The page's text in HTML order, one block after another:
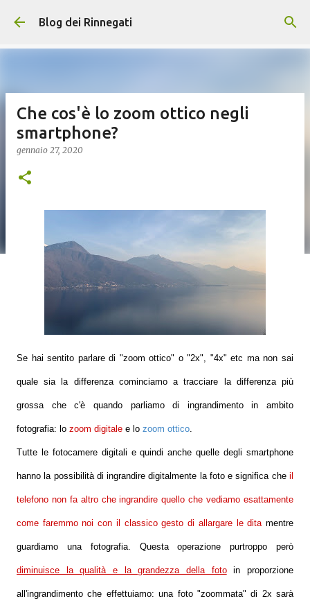
Passa ai contenuti principali
Blog dei Rinnegati
Che cos'è lo zoom ottico negli
smartphone?
gennaio 27, 2020
Se hai sentito parlare di "zoom ottico" o "2x", "4x" etc ma non sai
quale sia la differenza cominciamo a tracciare la differenza più
grossa che c'è quando parliamo di ingrandimento in ambito
fotografia: lo zoom digitale e lo zoom ottico.
Tutte le fotocamere digitali e quindi anche quelle degli smartphone
hanno la possibilità di ingrandire digitalmente la foto e significa che il
telefono non fa altro che ingrandire quello che vediamo esattamente
come faremmo noi con il classico gesto di allargare le ditamentre
guardiamo una fotografia. Questa operazione purtroppo però
diminuisce la qualità e la grandezza della fotoin proporzione
all'ingrandimento che effettuiamo: una foto "zoommata" di 2x sarà